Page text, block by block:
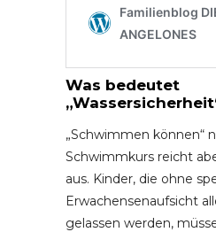
Was bedeutet
„Schwimmen können“
Schwimmkurs reicht
aus. Kinder, die ohne
Erwachensenaufsicht
gelassen werden,